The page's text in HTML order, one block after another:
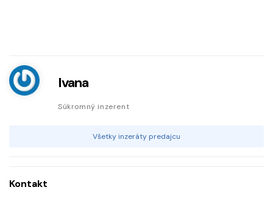
Ivana
Súkromný inzerent
Všetky inzeráty predajcu
Kontakt